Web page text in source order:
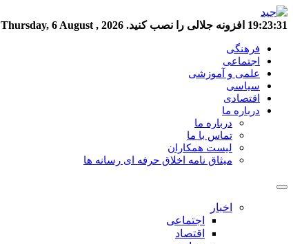
19:23:32 افزونه جلالی را نصب کنید. Thursday, 6 August , 2026
فرهنگی
اجتماعی
علمی و آموزشی
سیاسی
اقتصادی
درباره ما
درباره ما
تماس با ما
لیست همکاران
میثاق نامه اخلاق حرفه ای رسانه ها
اخبار
اجتماعی
اقتصاد